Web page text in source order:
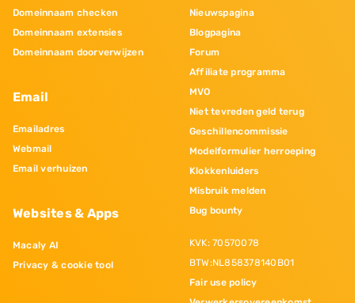
Domeinnaam checken
Domeinnaam extensies
Domeinnaam doorverwijzen
Email
Emailadres
Webmail
Email verhuizen
Websites & Apps
Macaly AI
Privacy & cookie tool
Nieuwspagina
Blogpagina
Forum
Affiliate programma
MVO
Niet tevreden geld terug
Geschillencommissie
Modelformulier herroeping
Klokkenluiders
Misbruik melden
Bug bounty
KVK: 70570078
BTW:NL858378140B01
Fair use policy